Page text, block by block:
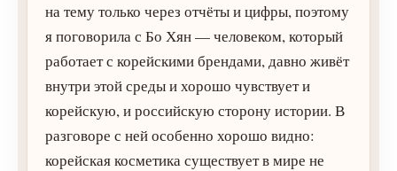
на тему только через отчёты и цифры, поэтому
я поговорила с Бо Хян — человеком, который
работает с корейскими брендами, давно живёт
внутри этой среды и хорошо чувствует и
корейскую, и российскую сторону истории. В
разговоре с ней особенно хорошо видно:
корейская косметика существует в мире не